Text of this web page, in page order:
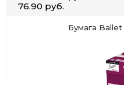
76.90 руб.
Бумага